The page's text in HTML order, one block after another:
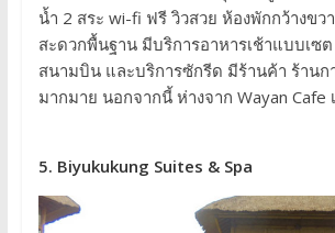
น้ำ 2 สระ wi-fi ฟรี วิวสวย ห้องพักกว้างขว
สะดวกพื้นฐาน มีบริการอาหารเช้าแบบเซ
สนามบิน และบริการซักรีด มีร้านค้า ร้าน
มากมาย นอกจากนี้ ห่างจาก Wayan Cafe
5. Biyukukung Suites & Spa